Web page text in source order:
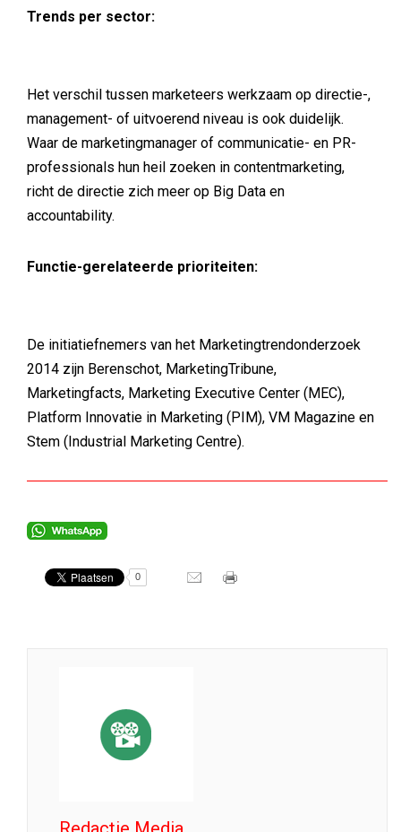
Trends per sector:
Het verschil tussen marketeers werkzaam op directie-,
management- of uitvoerend niveau is ook duidelijk.
Waar de marketingmanager of communicatie- en PR-
professionals hun heil zoeken in contentmarketing,
richt de directie zich meer op Big Data en
accountability.
Functie-gerelateerde prioriteiten:
De initiatiefnemers van het Marketingtrendonderzoek
2014 zijn Berenschot, MarketingTribune,
Marketingfacts, Marketing Executive Center (MEC),
Platform Innovatie in Marketing (PIM), VM Magazine en
Stem (Industrial Marketing Centre).
0